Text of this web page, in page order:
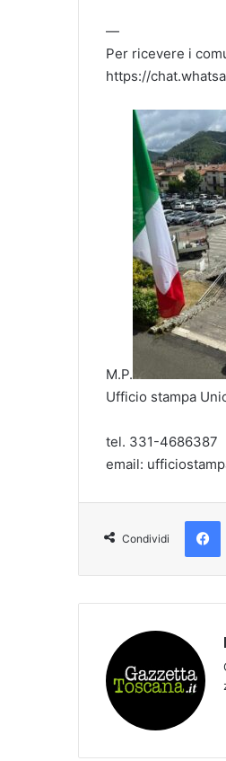
—
Per ricevere i
https://
M.P.
Ufficio stampa
tel. 331-4686387
email:
Condividi